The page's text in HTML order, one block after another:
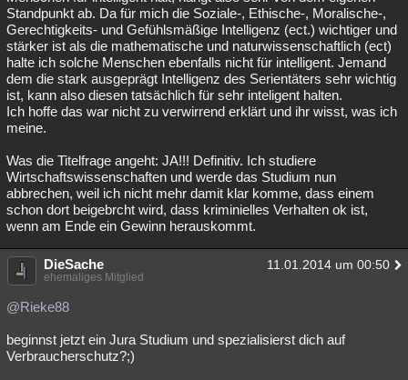
Standpunkt ab. Da für mich die Soziale-, Ethische-, Moralische-,
Gerechtigkeits- und Gefühlsmäßige Intelligenz (ect.) wichtiger und
stärker ist als die mathematische und naturwissenschaftlich (ect)
halte ich solche Menschen ebenfalls nicht für intelligent. Jemand
dem die stark ausgeprägt Intelligenz des Serientäters sehr wichtig
ist, kann also diesen tatsächlich für sehr inteligent halten.
Ich hoffe das war nicht zu verwirrend erklärt und ihr wisst, was ich
meine.
Was die Titelfrage angeht: JA!!! Definitiv. Ich studiere
Wirtschaftswissenschaften und werde das Studium nun
abbrechen, weil ich nicht mehr damit klar komme, dass einem
schon dort beigebrcht wird, dass kriminielles Verhalten ok ist,
wenn am Ende ein Gewinn herauskommt.
DieSache 11.01.2014 um 00:50
ehemaliges Mitglied
@Rieke88
beginnst jetzt ein Jura Studium und spezialisierst dich auf
Verbraucherschutz?;)